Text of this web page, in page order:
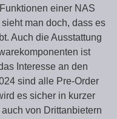
einer NAS
man doch, dass es
Auch die Ausstattung
ist
Interesse an den
sind alle Pre-Order
es sicher in kurzer
von Drittanbietern